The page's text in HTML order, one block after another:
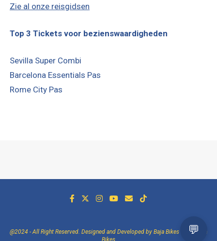
Zie al onze reisgidsen
Top 3 Tickets voor bezienswaardigheden
Sevilla Super Combi
Barcelona Essentials Pas
Rome City Pas
@2024 - All Right Reserved. Designed and Developed by Baja Bikes -
Over Baja